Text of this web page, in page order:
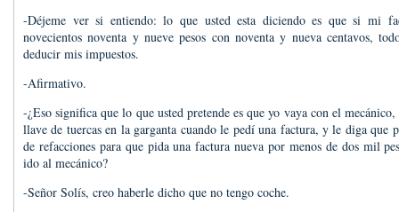
-Déjeme ver si entiendo: lo que usted esta diciendo es que si mi
novecientos noventa y nueve pesos con noventa y nueva centavos,
deducir mis impuestos.
-Afirmativo.
-¿Eso significa que lo que usted pretende es que yo vaya con el
llave de tuercas en la garganta cuando le pedí una factura, y le diga que
de refacciones para que pida una factura nueva por menos de dos mil
ido al mecánico?
-Señor Solís, creo haberle dicho que no tengo coche.